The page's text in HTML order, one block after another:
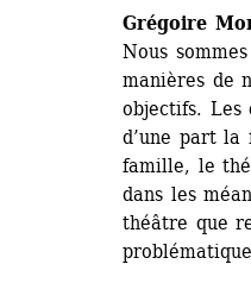
Grégoire
Nous
manières de
objectifs. Les
d’une part la
famille, le
dans les
théâtre que